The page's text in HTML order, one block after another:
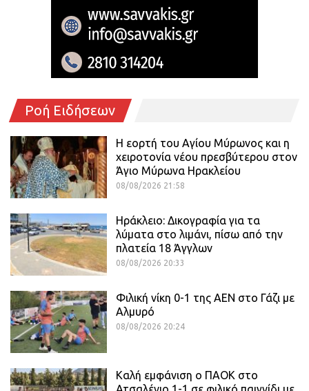
Ροή Ειδήσεων
Η εορτή του Αγίου Μύρωνος και η
χειροτονία νέου πρεσβύτερου στον
Άγιο Μύρωνα Ηρακλείου
08/08/2026 21:58
Ηράκλειο: Δικογραφία για τα
λύματα στο λιμάνι, πίσω από την
πλατεία 18 Άγγλων
08/08/2026 20:33
Φιλική νίκη 0-1 της ΑΕΝ στο Γάζι με
Αλμυρό
08/08/2026 20:24
Καλή εμφάνιση ο ΠΑΟΚ στο